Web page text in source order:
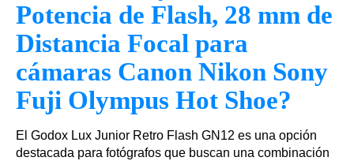
Potencia de Flash, 28 mm de
Distancia Focal para
cámaras Canon Nikon Sony
Fuji Olympus Hot Shoe?
El Godox Lux Junior Retro Flash GN12 es una opción
destacada para fotógrafos que buscan una combinación